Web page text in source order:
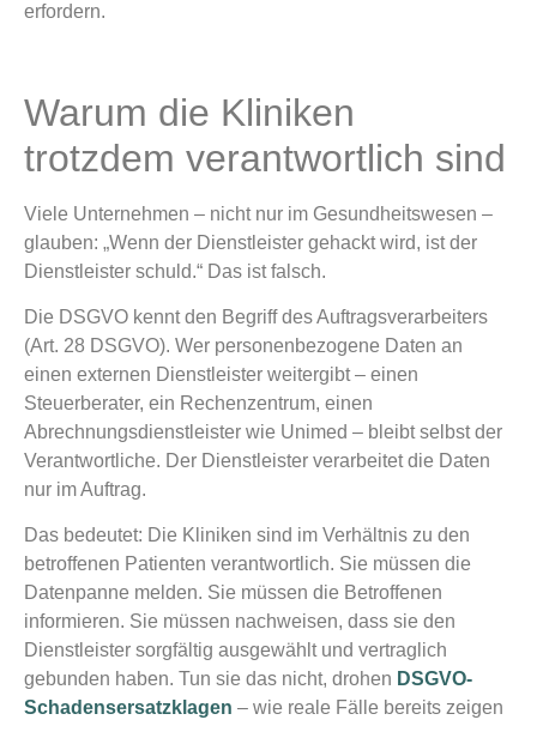
erfordern.
Warum die Kliniken
trotzdem verantwortlich sind
Viele Unternehmen – nicht nur im Gesundheitswesen –
glauben: „Wenn der Dienstleister gehackt wird, ist der
Dienstleister schuld.“ Das ist falsch.
Die DSGVO kennt den Begriff des Auftragsverarbeiters
(Art. 28 DSGVO). Wer personenbezogene Daten an
einen externen Dienstleister weitergibt – einen
Steuerberater, ein Rechenzentrum, einen
Abrechnungsdienstleister wie Unimed – bleibt selbst der
Verantwortliche. Der Dienstleister verarbeitet die Daten
nur im Auftrag.
Das bedeutet: Die Kliniken sind im Verhältnis zu den
betroffenen Patienten verantwortlich. Sie müssen die
Datenpanne melden. Sie müssen die Betroffenen
informieren. Sie müssen nachweisen, dass sie den
Dienstleister sorgfältig ausgewählt und vertraglich
gebunden haben. Tun sie das nicht, drohen DSGVO-
Schadensersatzklagen – wie reale Fälle bereits zeigen